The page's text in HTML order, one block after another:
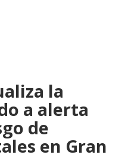
la
a alerta
de
en Gran